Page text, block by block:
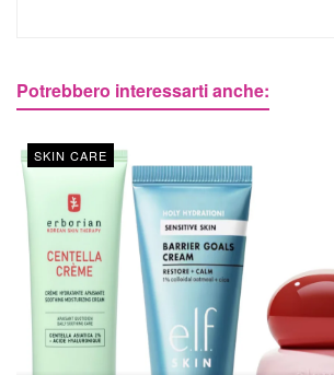
Potrebbero interessarti anche:
SKIN CARE